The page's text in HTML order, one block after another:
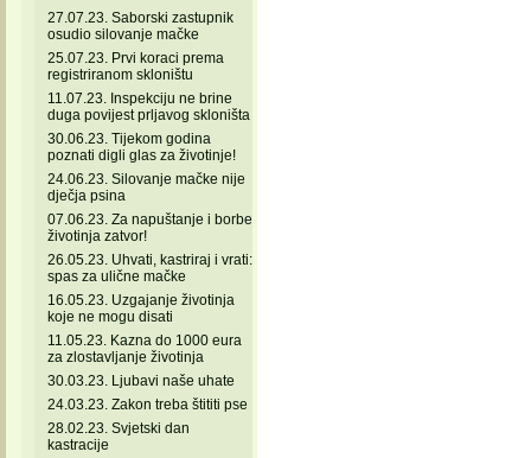
27.07.23. Saborski zastupnik
osudio silovanje mačke
25.07.23. Prvi koraci prema
registriranom skloništu
11.07.23. Inspekciju ne brine
duga povijest prljavog skloništa
30.06.23. Tijekom godina
poznati digli glas za životinje!
24.06.23. Silovanje mačke nije
dječja psina
07.06.23. Za napuštanje i borbe
životinja zatvor!
26.05.23. Uhvati, kastriraj i vrati:
spas za ulične mačke
16.05.23. Uzgajanje životinja
koje ne mogu disati
11.05.23. Kazna do 1000 eura
za zlostavljanje životinja
30.03.23. Ljubavi naše uhate
24.03.23. Zakon treba štititi pse
28.02.23. Svjetski dan
kastracije